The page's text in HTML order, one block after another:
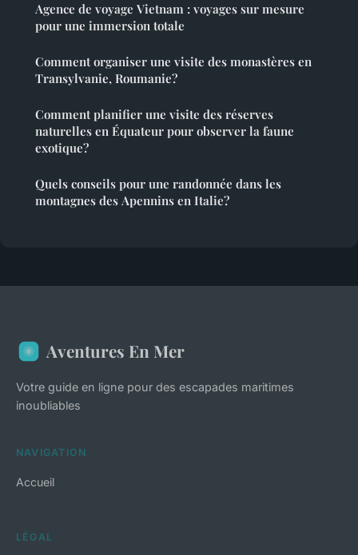
Agence de voyage Vietnam : voyages sur mesure
pour une immersion totale
Comment organiser une visite des monastères en
Transylvanie, Roumanie?
Comment planifier une visite des réserves
naturelles en Équateur pour observer la faune
exotique?
Quels conseils pour une randonnée dans les
montagnes des Apennins en Italie?
Aventures En Mer
Votre guide en ligne pour des escapades maritimes
inoubliables
NAVIGATION
Accueil
LÉGAL